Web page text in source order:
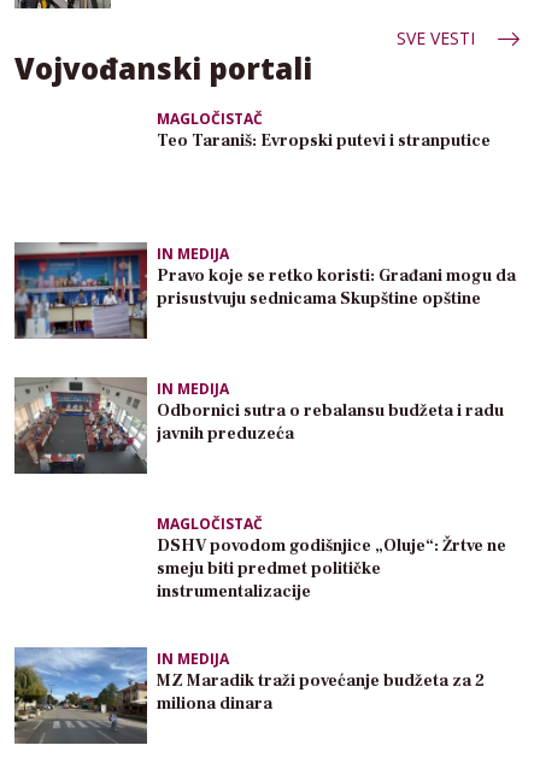
SVE VESTI
Vojvođanski portali
MAGLOČISTAČ
Teo Taraniš: Evropski putevi i stranputice
IN MEDIJA
Pravo koje se retko koristi: Građani mogu da
prisustvuju sednicama Skupštine opštine
IN MEDIJA
Odbornici sutra o rebalansu budžeta i radu
javnih preduzeća
MAGLOČISTAČ
DSHV povodom godišnjice „Oluje“: Žrtve ne
smeju biti predmet političke
instrumentalizacije
IN MEDIJA
MZ Maradik traži povećanje budžeta za 2
miliona dinara